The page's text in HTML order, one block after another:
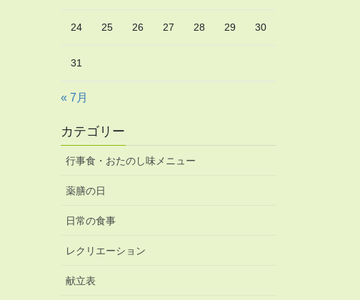
24 25 26 27 28 29 30
31
« 7月
カテゴリー
行事食・おたのし味メニュー
薬膳の日
日常の食事
レクリエーション
献立表